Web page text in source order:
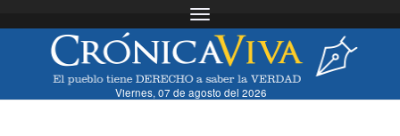
Toggle navigation
Viernes, 07 de agosto del 2026